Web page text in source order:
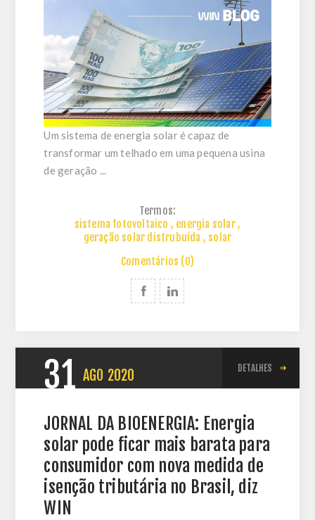
Um sistema de energia solar é capaz de
transformar um telhado em uma pequena usina
de geração ...
Termos:
sistema fotovoltaico , energia solar,
geração solar distrubuída , solar
Comentários (0)
31 AGO 2020 DETALHES
JORNAL DA BIOENERGIA: Energia
solar pode ficar mais barata para
consumidor com nova medida de
isenção tributária no Brasil, diz
WIN